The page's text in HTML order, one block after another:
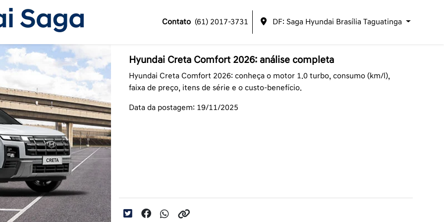
Contato (61) 2017-3731 DF: Saga Hyundai Brasília Taguatinga
Hyundai Creta Comfort 2026: análise completa
Hyundai Creta Comfort 2026: conheça o motor 1.0 turbo, consumo (km/l),
faixa de preço, itens de série e o custo-benefício.
Data da postagem: 19/11/2025